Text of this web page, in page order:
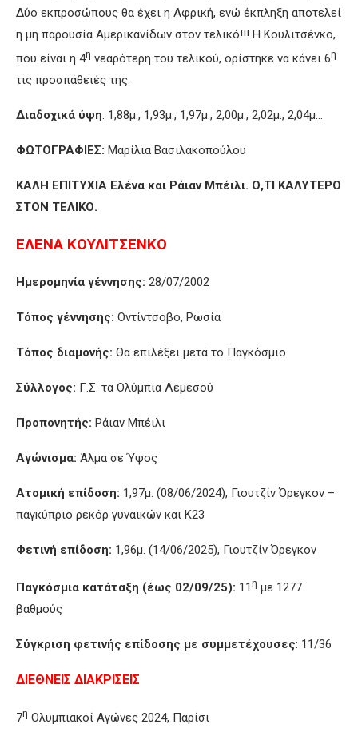
Δύο εκπροσώπους θα έχει η Αφρική, ενώ έκπληξη αποτελεί
η μη παρουσία Αμερικανίδων στον τελικό!!! Η Κουλιτσένκο,
που είναι η 4η νεαρότερη του τελικού, ορίστηκε να κάνει 6η
τις προσπάθειές της.
Διαδοχικά ύψη: 1,88μ., 1,93μ., 1,97μ., 2,00μ., 2,02μ., 2,04μ…
ΦΩΤΟΓΡΑΦΙΕΣ: Μαρίλια Βασιλακοπούλου
ΚΑΛΗ ΕΠΙΤΥΧΙΑ Ελένα και Ράιαν Μπέιλι. Ο,ΤΙ ΚΑΛΥΤΕΡΟ
ΣΤΟΝ ΤΕΛΙΚΟ.
ΕΛΕΝΑ ΚΟΥΛΙΤΣΕΝΚΟ
Ημερομηνία γέννησης: 28/07/2002
Τόπος γέννησης: Οντίντσοβο, Ρωσία
Τόπος διαμονής: Θα επιλέξει μετά το Παγκόσμιο
Σύλλογος: Γ.Σ. τα Ολύμπια Λεμεσού
Προπονητής: Ράιαν Μπέιλι
Αγώνισμα: Άλμα σε Ύψος
Ατομική επίδοση: 1,97μ. (08/06/2024), Γιουτζίν Όρεγκον –
παγκύπριο ρεκόρ γυναικών και Κ23
Φετινή επίδοση: 1,96μ. (14/06/2025), Γιουτζίν Όρεγκον
Παγκόσμια κατάταξη (έως 02/09/25): 11 η με 1277
βαθμούς
Σύγκριση φετινής επίδοσης με συμμετέχουσες: 11/36
ΔΙΕΘΝΕΙΣ ΔΙΑΚΡΙΣΕΙΣ
7η Ολυμπιακοί Αγώνες 2024, Παρίσι